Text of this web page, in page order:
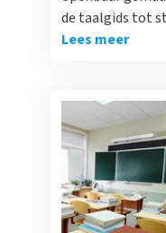
de taalgids tot
Lees meer